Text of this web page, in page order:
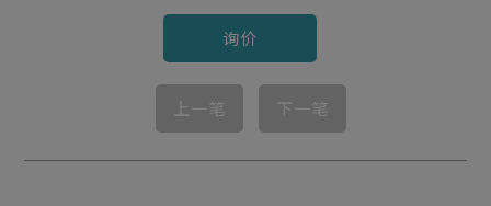
询价
上一笔 下一笔